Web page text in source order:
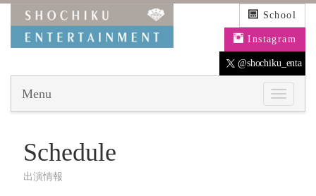
School
Instagram
@shochiku_enta
Menu
Schedule
出演情報